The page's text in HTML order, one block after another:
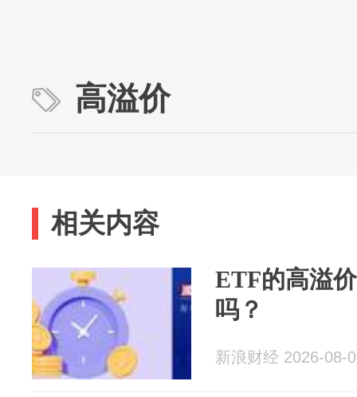
高溢价
相关内容
ETF的高溢
吗？
新浪财经 2026-08-